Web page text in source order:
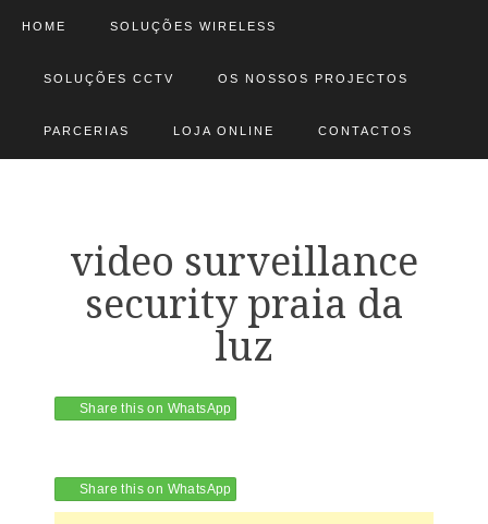
HOME SOLUÇÕES WIRELESS
SOLUÇÕES CCTV OS NOSSOS PROJECTOS
PARCERIAS LOJA ONLINE CONTACTOS
video surveillance
security praia da
luz
Share this on WhatsApp
Share this on WhatsApp